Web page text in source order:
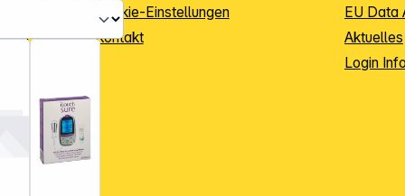
Jahre
Cookie-Einstellungen
Kontakt
EU Data
Aktuelles
Login